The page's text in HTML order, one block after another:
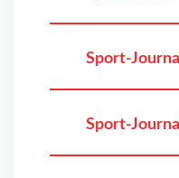
Sport-
Sport-